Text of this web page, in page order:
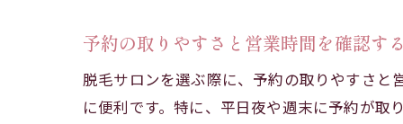
予約の取りやすさと営業時間を確認す
脱毛サロンを選ぶ際に、予約の取りやすさと
に便利です。特に、平日夜や週末に予約が